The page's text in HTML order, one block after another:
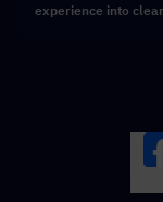
experience into